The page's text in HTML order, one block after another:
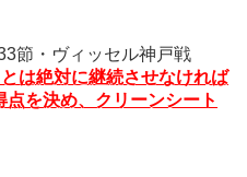
節・ヴィッセル神戸戦
は絶対に継続させなければ
を決め、クリーンシート